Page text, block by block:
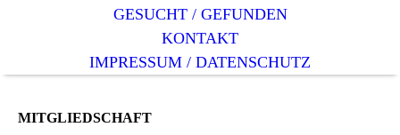
GESUCHT / GEFUNDEN
KONTAKT
IMPRESSUM / DATENSCHUTZ
MITGLIEDSCHAFT